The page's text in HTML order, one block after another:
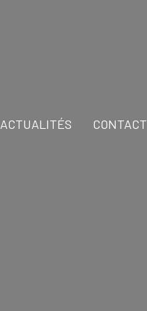
ACTUALITÉS CONTACT